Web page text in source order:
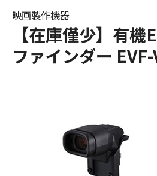
【在庫僅少】有機
ファインダー
映画製作機器